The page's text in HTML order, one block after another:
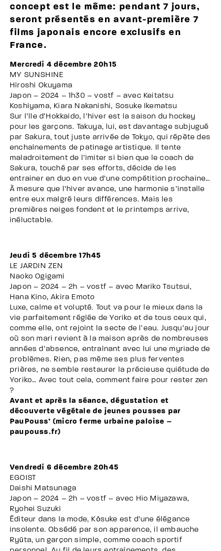
concept est le même: pendant 7 jours,
seront présentés en avant-première 7
films japonais encore exclusifs en
France.
Mercredi 4 décembre 20h15
MY SUNSHINE
Hiroshi Okuyama
Japon – 2024 – 1h30 – vostf – avec Keitatsu
Koshiyama, Kiara Nakanishi, Sosuke Ikematsu
Sur l’île d’Hokkaido, l’hiver est la saison du hockey
pour les garçons. Takuya, lui, est davantage subjugué
par Sakura, tout juste arrivée de Tokyo, qui répète des
enchaînements de patinage artistique. Il tente
maladroitement de l’imiter si bien que le coach de
Sakura, touché par ses efforts, décide de les
entrainer en duo en vue d’une compétition prochaine…
À mesure que l’hiver avance, une harmonie s’installe
entre eux malgré leurs différences. Mais les
premières neiges fondent et le printemps arrive,
inéluctable.
Jeudi 5 décembre 17h45
LE JARDIN ZEN
Naoko Ogigami
Japon – 2024 – 2h – vostf – avec Mariko Tsutsui,
Hana Kino, Akira Emoto
Luxe, calme et volupté. Tout va pour le mieux dans la
vie parfaitement réglée de Yoriko et de tous ceux qui,
comme elle, ont rejoint la secte de l’eau. Jusqu’au jour
où son mari revient à la maison après de nombreuses
années d’absence, entraînant avec lui une myriade de
problèmes. Rien, pas même ses plus ferventes
prières, ne semble restaurer la précieuse quiétude de
Yoriko… Avec tout cela, comment faire pour rester zen
?
Avant et après la séance, dégustation et
découverte végétale de jeunes pousses par
PauPouss’ (micro ferme urbaine paloise –
paupouss.fr)
Vendredi 6 décembre 20h45
EGOIST
Daishi Matsunaga
Japon – 2024 – 2h – vostf – avec Hio Miyazawa,
Ryohei Suzuki
Éditeur dans la mode, Kōsuke est d’une élégance
insolente. Obsédé par son apparence, il embauche
Ryūta, un garçon simple, comme coach sportif